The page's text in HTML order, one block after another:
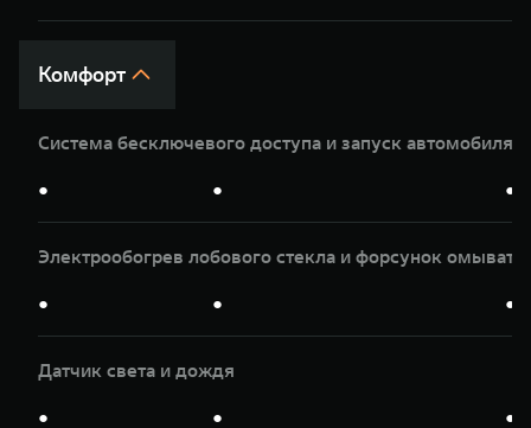
Комфорт
Система бесключевого доступа и запуск автомобиля
● ● ●
Электрообогрев лобового стекла и форсунок
● ● ●
Датчик света и дождя
● ● ●